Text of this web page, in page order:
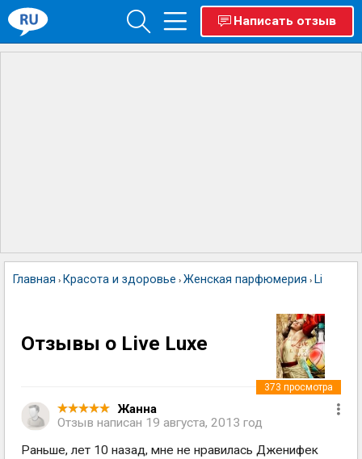
Написать отзыв
Главная › Красота и здоровье › Женская парфюмерия › Live Luxe
Отзывы о Live Luxe
Жанна
Отзыв написан 19 августа, 2013 год
373 просмотра
Раньше, лет 10 назад, мне не нравилась Дженифек